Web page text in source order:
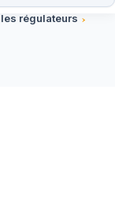
régulateurs